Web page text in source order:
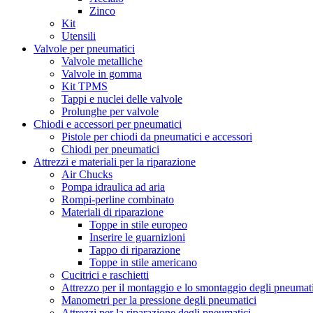
Zinco
Kit
Utensili
Valvole per pneumatici
Valvole metalliche
Valvole in gomma
Kit TPMS
Tappi e nuclei delle valvole
Prolunghe per valvole
Chiodi e accessori per pneumatici
Pistole per chiodi da pneumatici e accessori
Chiodi per pneumatici
Attrezzi e materiali per la riparazione
Air Chucks
Pompa idraulica ad aria
Rompi-perline combinato
Materiali di riparazione
Toppe in stile europeo
Inserire le guarnizioni
Tappo di riparazione
Toppe in stile americano
Cucitrici e raschietti
Attrezzo per il montaggio e lo smontaggio degli
Manometri per la pressione degli pneumatici